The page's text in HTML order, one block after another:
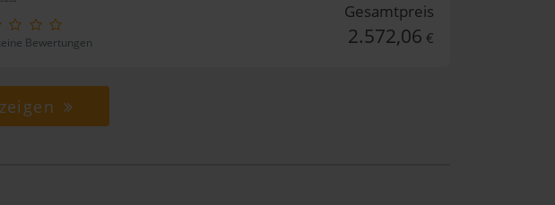
Bewertungen
Gesamtpreis
2.572,06 €